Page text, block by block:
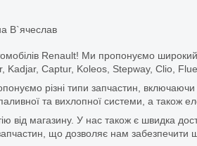
В`ячеслав
Renault! Ми пропонуємо
Kadjar, Captur, Koleos, Stepway, Clio,
різні типи запчастин, включаючи
та вихлопної системи, а також
від магазину. У нас також є швидка
що дозволяє нам забезпечити